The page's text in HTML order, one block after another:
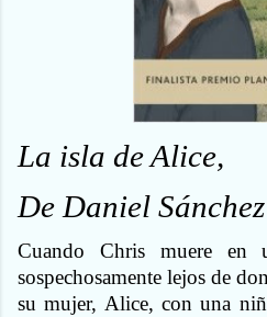
La isla de Alice,
De Daniel
Cuando Chris muere en
sospechosamente lejos de
su mujer, Alice, con una